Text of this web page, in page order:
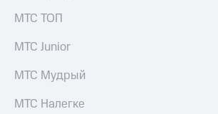
Программа
Порядок
акций
Рынок
МТС ТОП
МТС Junior
МТС Мудрый
МТС Налегке